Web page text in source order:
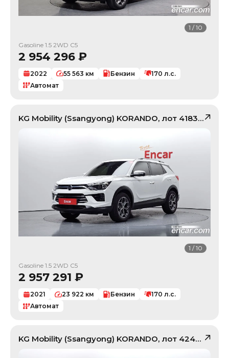
1 /10
Gasoline 1.5 2WD C5
2 954 296 ₽
2022 55 563 км Бензин 170 л.с.
Автомат
KG Mobility (Ssangyong) KORANDO, лот 41835378
1 /10
Gasoline 1.5 2WD C5
2 957 291 ₽
2021 23 922 км Бензин 170 л.с.
Автомат
KG Mobility (Ssangyong) KORANDO, лот 42403814